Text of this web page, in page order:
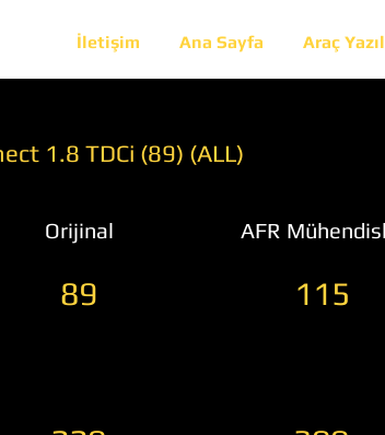
İletişim Ana Sayfa Araç
1.8 TDCi (89) (ALL)
Orijinal AFR
89 115